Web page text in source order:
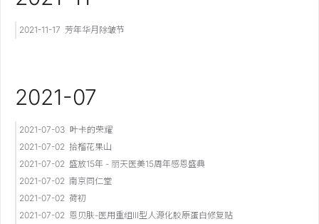
2021-11-17 芳年华月除皱节
2021-07
2021-07-03 叶卡的荣耀
2021-07-02 拾榴花果山
2021-07-02 盛放15年 - 丽天医美15周年感恩盛典
2021-07-02 南京同仁堂
2021-07-02 荷初
2021-07-02 恩贝肤-医用重组III型人源化胶原蛋白修复贴